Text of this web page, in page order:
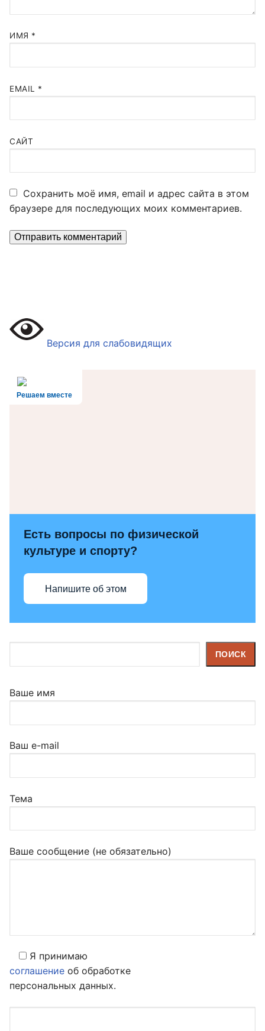
ИМЯ *
EMAIL *
САЙТ
Сохранить моё имя, email и адрес сайта в этом
браузере для последующих моих комментариев.
Версия для слабовидящих
Решаем вместе
Есть вопросы по физической
культуре и спорту?
Напишите об этом
ПОИСК
Ваше имя
Ваш e-mail
Тема
Ваше сообщение (не обязательно)
Я принимаю
соглашение об обработке
персональных данных.